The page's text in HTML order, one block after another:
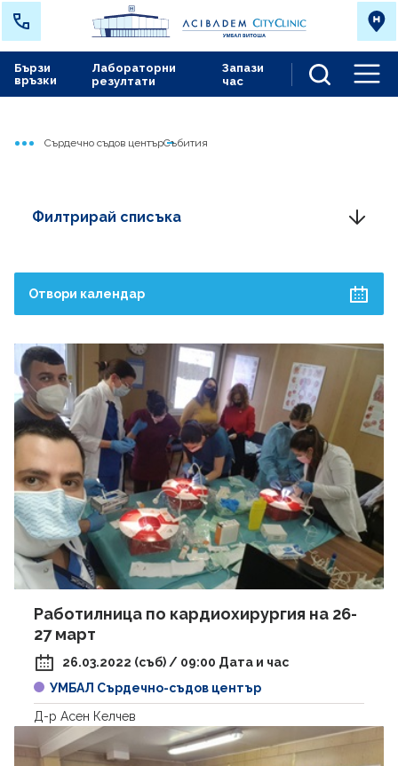
Лабораторни
резултати
Запази
час
Бързи
връзки
Начало
Сърдечно съдов центърСъбития
Филтрирай списъка
Отвори календар
Август
пн вт ср чт пт сб
нд
1
2
3 4 5 6 7 8 9
10 11 12 13 14 15 16
17 18 19 20 21 22 23
24 25 26 27 28 29 30
Работилница по кардиохирургия на 26-
27 март
26.03.2022 (съб) / 09:00 Дата и час
УМБАЛ Сърдечно-съдов център
Д-р Асен Келчев